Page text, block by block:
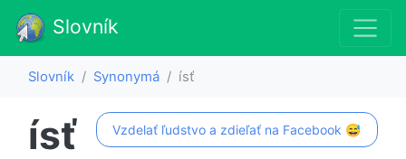
Slovník
Slovník Synonymá ísť
Vzdelať ľudstvo a zdieľať na Facebook 😅
ísť